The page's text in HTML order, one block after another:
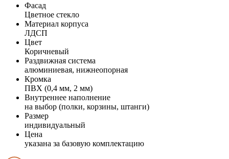
Фасад
Цветное стекло
Материал корпуса
ЛДСП
Цвет
Коричневый
Раздвижная система
алюминиевая, нижнеопорная
Кромка
ПВХ (0,4 мм, 2 мм)
Внутреннее наполнение
на выбор (полки, корзины, штанги)
Размер
индивидуальный
Цена
указана за базовую комплектацию